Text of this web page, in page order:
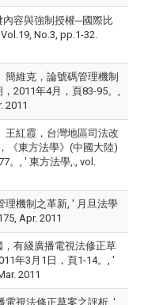
內容與強制授權─國際比
No.3, pp.1-32.
簡維克，論號碼管理機制
2011年4月，頁83-95。,
2011
王紅霞，台灣地區司法改
《東方法學》(中國大陸)
。, ' 東方法學,., vol.
理機制之革新, ' 月旦法學
Apr. 2011
，有綫廣播電視法修正草
年3月1日，頁1-14。, '
2011
電視法修正草案之評析, '